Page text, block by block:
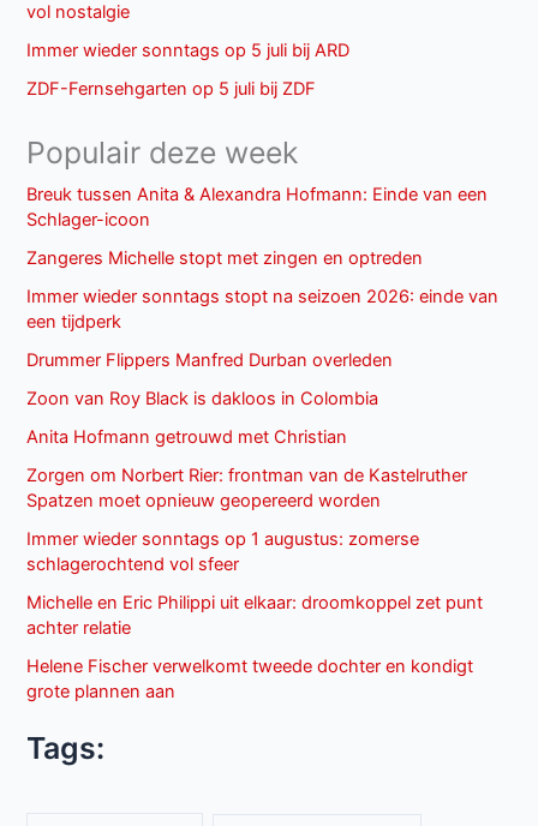
vol nostalgie
Immer wieder sonntags op 5 juli bij ARD
ZDF-Fernsehgarten op 5 juli bij ZDF
Populair deze week
Breuk tussen Anita & Alexandra Hofmann: Einde van een
Schlager-icoon
Zangeres Michelle stopt met zingen en optreden
Immer wieder sonntags stopt na seizoen 2026: einde van
een tijdperk
Drummer Flippers Manfred Durban overleden
Zoon van Roy Black is dakloos in Colombia
Anita Hofmann getrouwd met Christian
Zorgen om Norbert Rier: frontman van de Kastelruther
Spatzen moet opnieuw geopereerd worden
Immer wieder sonntags op 1 augustus: zomerse
schlagerochtend vol sfeer
Michelle en Eric Philippi uit elkaar: droomkoppel zet punt
achter relatie
Helene Fischer verwelkomt tweede dochter en kondigt
grote plannen aan
Tags: